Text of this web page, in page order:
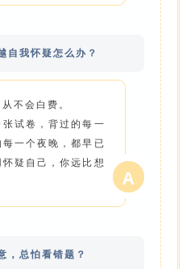
自我怀疑怎么办？
不会白费。
试卷，背过的每一
一个夜晚，都早已
疑自己，你远比想
A
，总怕看错题？